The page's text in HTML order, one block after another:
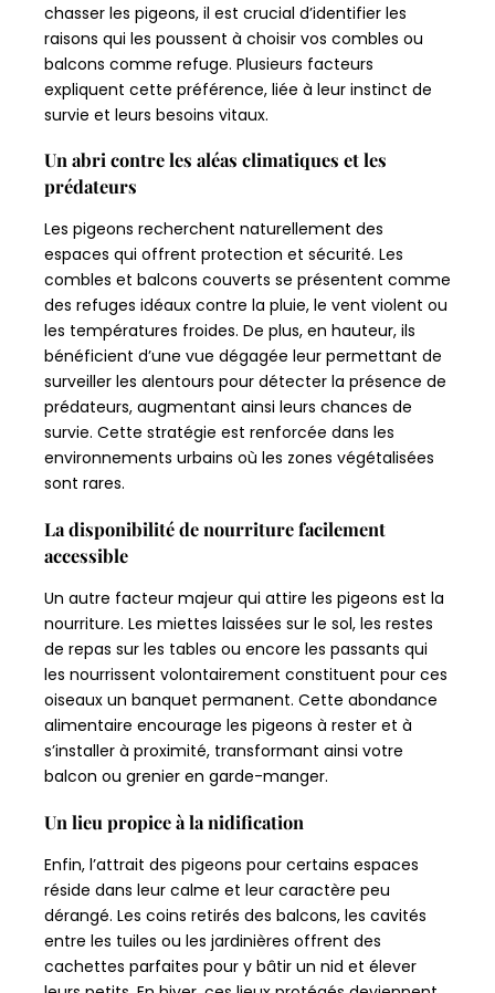
chasser les pigeons, il est crucial d’identifier les
raisons qui les poussent à choisir vos combles ou
balcons comme refuge. Plusieurs facteurs
expliquent cette préférence, liée à leur instinct de
survie et leurs besoins vitaux.
Un abri contre les aléas climatiques et les
prédateurs
Les pigeons recherchent naturellement des
espaces qui offrent protection et sécurité. Les
combles et balcons couverts se présentent comme
des refuges idéaux contre la pluie, le vent violent ou
les températures froides. De plus, en hauteur, ils
bénéficient d’une vue dégagée leur permettant de
surveiller les alentours pour détecter la présence de
prédateurs, augmentant ainsi leurs chances de
survie. Cette stratégie est renforcée dans les
environnements urbains où les zones végétalisées
sont rares.
La disponibilité de nourriture facilement
accessible
Un autre facteur majeur qui attire les pigeons est la
nourriture. Les miettes laissées sur le sol, les restes
de repas sur les tables ou encore les passants qui
les nourrissent volontairement constituent pour ces
oiseaux un banquet permanent. Cette abondance
alimentaire encourage les pigeons à rester et à
s’installer à proximité, transformant ainsi votre
balcon ou grenier en garde-manger.
Un lieu propice à la nidification
Enfin, l’attrait des pigeons pour certains espaces
réside dans leur calme et leur caractère peu
dérangé. Les coins retirés des balcons, les cavités
entre les tuiles ou les jardinières offrent des
cachettes parfaites pour y bâtir un nid et élever